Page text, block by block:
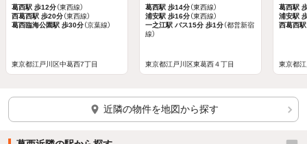
葛西駅 歩12分（東西線）
西葛西駅 歩20分（東西線）
葛西臨海公園駅 歩30分（京葉線）
東京都江戸川区中葛西7丁目
葛西駅 歩14分（東西線）
浦安駅 歩16分（東西線）
一之江駅 バス15分 歩1分（都営新宿
線）
東京都江戸川区東葛西４丁目
葛西駅
浦安駅
西葛西駅
東京都
近隣の物件を地図から探す